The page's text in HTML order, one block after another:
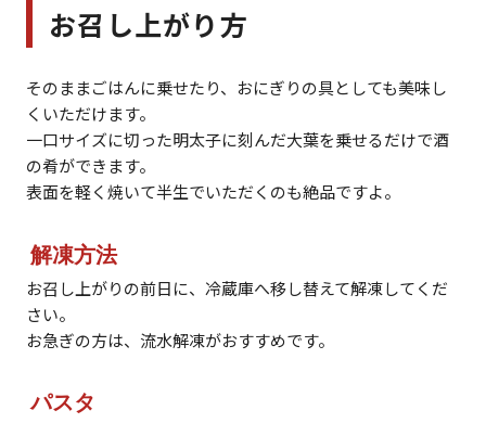
お召し上がり方
そのままごはんに乗せたり、おにぎりの具としても美味し
くいただけます。
一口サイズに切った明太子に刻んだ大葉を乗せるだけで酒
の肴ができます。
表面を軽く焼いて半生でいただくのも絶品ですよ。
解凍方法
お召し上がりの前日に、冷蔵庫へ移し替えて解凍してくだ
さい。
お急ぎの方は、流水解凍がおすすめです。
パスタ